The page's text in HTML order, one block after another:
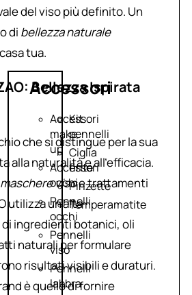
Accessori
Accessori
make
up
Accessori
occhi
Pennelli
occhi
Pennelli
viso
Pennelli
labbra
Kit
pennelli
Ciglia
finte
Pinzette
Temperamatite
del viso più definito. Un
di bellezza naturale
tua.
Bellezza Ispirata
che si distingue per la sua
alla naturalità e all’efficacia.
maschere visoe trattamenti
utilizza un’alta
ingredienti botanici, oli
naturali per formulare
risultati visibili e duraturi.
è quello di fornire